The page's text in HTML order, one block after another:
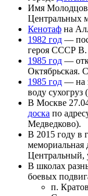
Имя
Центральных
Кенотаф на
1982 год —
героя СССР
1985 год —
Октябрьская.
1985 год — на
воду
В Москве
доска по
Медведково).
В 2015 году в
мемориальная
Центральный,
В школах
боевых
п.